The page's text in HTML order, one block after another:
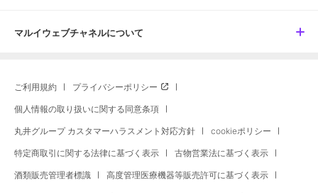
マルイウェブチャネルについて
ご利用規約 プライバシーポリシー
個人情報の取り扱いに関する同意条項
丸井グループ カスタマーハラスメント対応方針 cookieポリシー
特定商取引に関する法律に基づく表示 古物営業法に基づく表示
酒類販売管理者標識 高度管理医療機器等販売許可に基づく表示